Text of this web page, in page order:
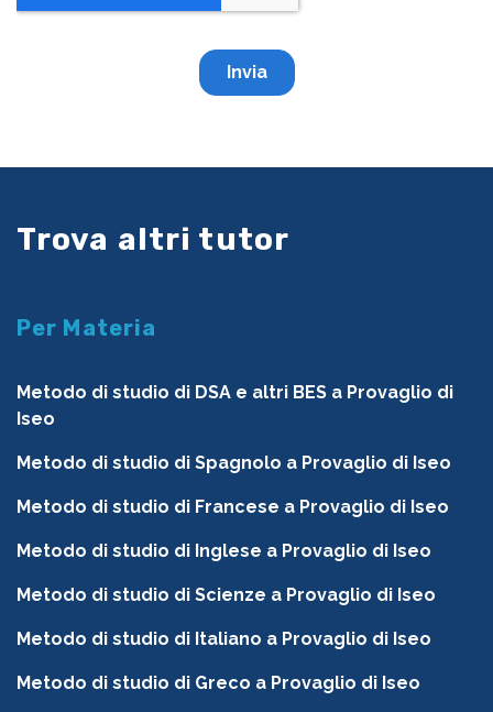
Trova altri tutor
Per Materia
Metodo di studio di DSA e altri BES a Provaglio di
Iseo
Metodo di studio di Spagnolo a Provaglio di Iseo
Metodo di studio di Francese a Provaglio di Iseo
Metodo di studio di Inglese a Provaglio di Iseo
Metodo di studio di Scienze a Provaglio di Iseo
Metodo di studio di Italiano a Provaglio di Iseo
Metodo di studio di Greco a Provaglio di Iseo